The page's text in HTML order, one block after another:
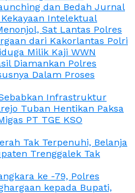
dan Bedah Jurnal
Intelektual
Sat Lantas Polres
dari Kakorlantas Polri
Milik Kaji WWN
Diamankan Polres
Dalam Proses
Infrastruktur
Tuban Hentikan Paksa
PT TGE KSO
Tak Terpenuhi, Belanja
Trenggalek Tak
ke -79, Polres
kepada Bupati,